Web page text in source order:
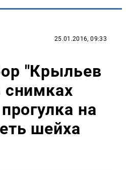
25.01.2016, 09:33
"Крыльев
снимках
на
шейха